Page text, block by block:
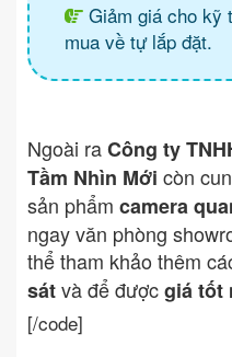
Giảm giá cho kỹ
mua về tự lắp đặt.
Ngoài raCông ty
Tầm Nhìn Mới còn
sản phẩm camera
ngay văn phòng
thể tham khảo thêm
sátvà để đượcgiá tốt
[/code]